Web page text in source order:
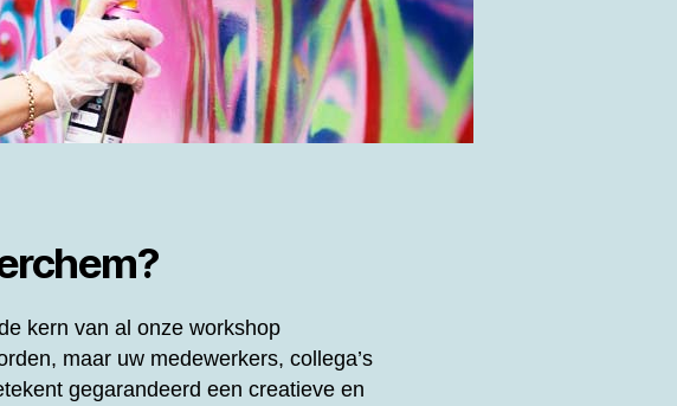
kern van al onze workshop
maar uw medewerkers, collega’s
gegarandeerd een creatieve en